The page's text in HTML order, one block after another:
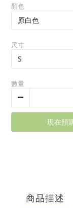
顏色
尺寸
數量
現在預
商品描述